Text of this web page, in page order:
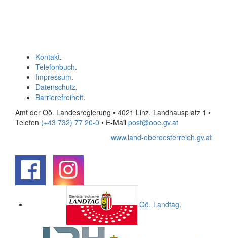
Kontakt.
Telefonbuch.
Impressum.
Datenschutz.
Barrierefreiheit.
Amt der Oö. Landesregierung • 4021 Linz, Landhausplatz 1 •
Telefon (+43 732) 77 20-0 • E-Mail post@ooe.gv.at
www.land-oberoesterreich.gv.at
Oö. Landtag.